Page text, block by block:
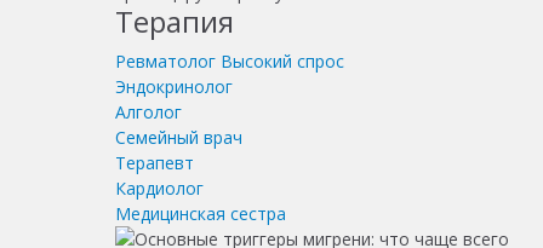
Терапия
Ревматолог Высокий спрос
Эндокринолог
Алголог
Семейный врач
Терапевт
Кардиолог
Медицинская сестра